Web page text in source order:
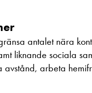
antalet nära
liknande sociala
avstånd, arbeta